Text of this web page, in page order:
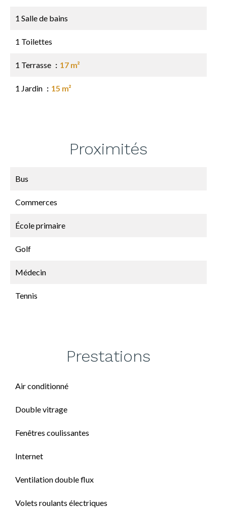
1 Salle de bains
1 Toilettes
1 Terrasse 17 m²
1 Jardin 15 m²
Proximités
Bus
Commerces
École primaire
Golf
Médecin
Tennis
Prestations
Air conditionné
Double vitrage
Fenêtres coulissantes
Internet
Ventilation double flux
Volets roulants électriques